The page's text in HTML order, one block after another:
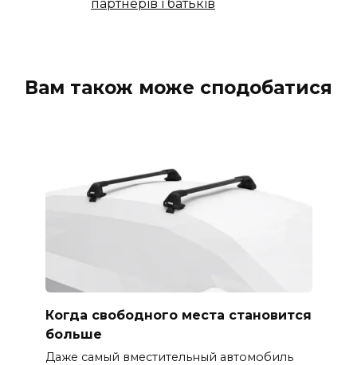
партнерів і батьків
Вам також може сподобатися
Когда свободного места становится
больше
Даже самый вместительный автомобиль